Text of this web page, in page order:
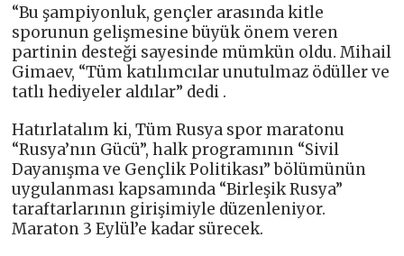
“Bu şampiyonluk, gençler arasında kitle
sporunun gelişmesine büyük önem veren
partinin desteği sayesinde mümkün oldu. Mihail
Gimaev, “Tüm katılımcılar unutulmaz ödüller ve
tatlı hediyeler aldılar” dedi .
Hatırlatalım ki, Tüm Rusya spor maratonu
“Rusya’nın Gücü”, halk programının “Sivil
Dayanışma ve Gençlik Politikası” bölümünün
uygulanması kapsamında “Birleşik Rusya”
taraftarlarının girişimiyle düzenleniyor.
Maraton 3 Eylül’e kadar sürecek.